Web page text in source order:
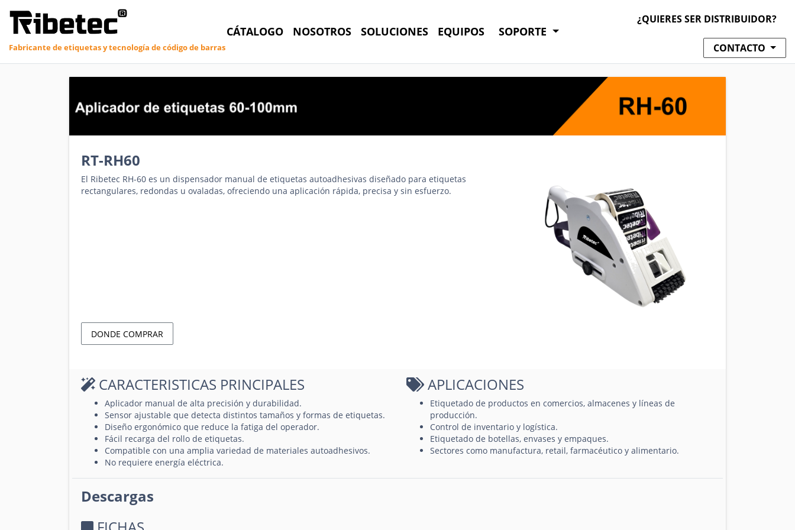
Fabricante de etiquetas y tecnología de código de barras
CÁTALOGO NOSOTROS SOLUCIONES EQUIPOS SOPORTE
¿QUIERES SER DISTRIBUIDOR?
CONTACTO
RT-RH60
El Ribetec RH-60 es un dispensador manual de etiquetas autoadhesivas diseñado para etiquetas
rectangulares, redondas u ovaladas, ofreciendo una aplicación rápida, precisa y sin esfuerzo.
DONDE COMPRAR
CARACTERISTICAS PRINCIPALES
Aplicador manual de alta precisión y durabilidad.
Sensor ajustable que detecta distintos tamaños y formas de etiquetas.
Diseño ergonómico que reduce la fatiga del operador.
Fácil recarga del rollo de etiquetas.
Compatible con una amplia variedad de materiales autoadhesivos.
No requiere energía eléctrica.
APLICACIONES
Etiquetado de productos en comercios, almacenes y líneas de
producción.
Control de inventario y logística.
Etiquetado de botellas, envases y empaques.
Sectores como manufactura, retail, farmacéutico y alimentario.
Descargas